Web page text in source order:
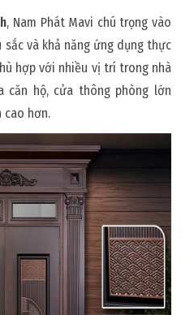
, Nam Phát Mavi chú trọng vào
và khả năng ứng dụng thực
hợp với nhiều vị trí trong nhà
căn hộ, cửa thông phòng lớn
cao hơn.